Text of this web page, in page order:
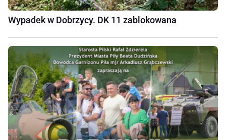
Wypadek w Dobrzycy. DK 11 zablokowana